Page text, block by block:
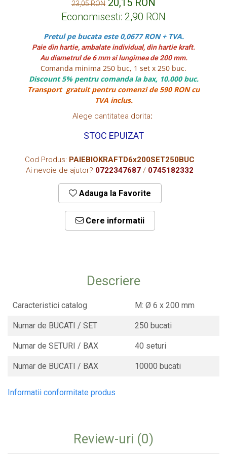
CUTII KRAFT MENIU CU CLAPETE
CUTII CARTON ALB BURGER
PIZZERII
CUTII PIZZA KRAFT NATUR
CUTII PIZZA CARTON ALB
PUNGI HARTIE CU FEREASTRA
DISCURI TORT
AMBALAJE BIO
AMBALAJE BIO TRESTIE
AMBALAJE BIO PALMIER
AMBALAJE BIO BAMBUS PLA
DISPENSER SERVETELE
23,05 RON 20,15 RON
Economisesti: 2,90 RON
Pretul pe bucata este 0,0677 RON + TVA.
Paie din hartie, ambalate individual, din hartie kraft.
Au diametrul de 6 mm si lungimea de 200 mm.
Comanda minima 250 buc, 1 set x 250 buc.
Discount 5% pentru comanda la bax, 10.000 buc.
Transport gratuit pentru comenzi de 590 RON cu
TVA inclus.
Alege cantitatea dorita:
STOC EPUIZAT
Cod Produs: PAIEBIOKRAFTD6x200SET250BUC
Ai nevoie de ajutor? 0722347687 / 0745182332
Adauga la Favorite
Cere informatii
Descriere
Caracteristici catalog M: Ø 6 x 200 mm
Numar de BUCATI / SET 250 bucati
Numar de SETURI / BAX 40 seturi
Numar de BUCATI / BAX 10000 bucati
Informatii conformitate produs
Review-uri (0)